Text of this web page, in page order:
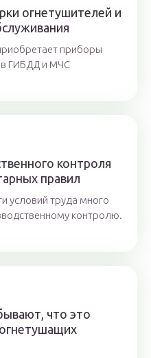
огнетушителей и
приборы
ГИБДД и МЧС
контроля
правил
условий труда много
контролю.
что это